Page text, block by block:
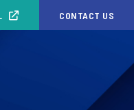
CONTACT US